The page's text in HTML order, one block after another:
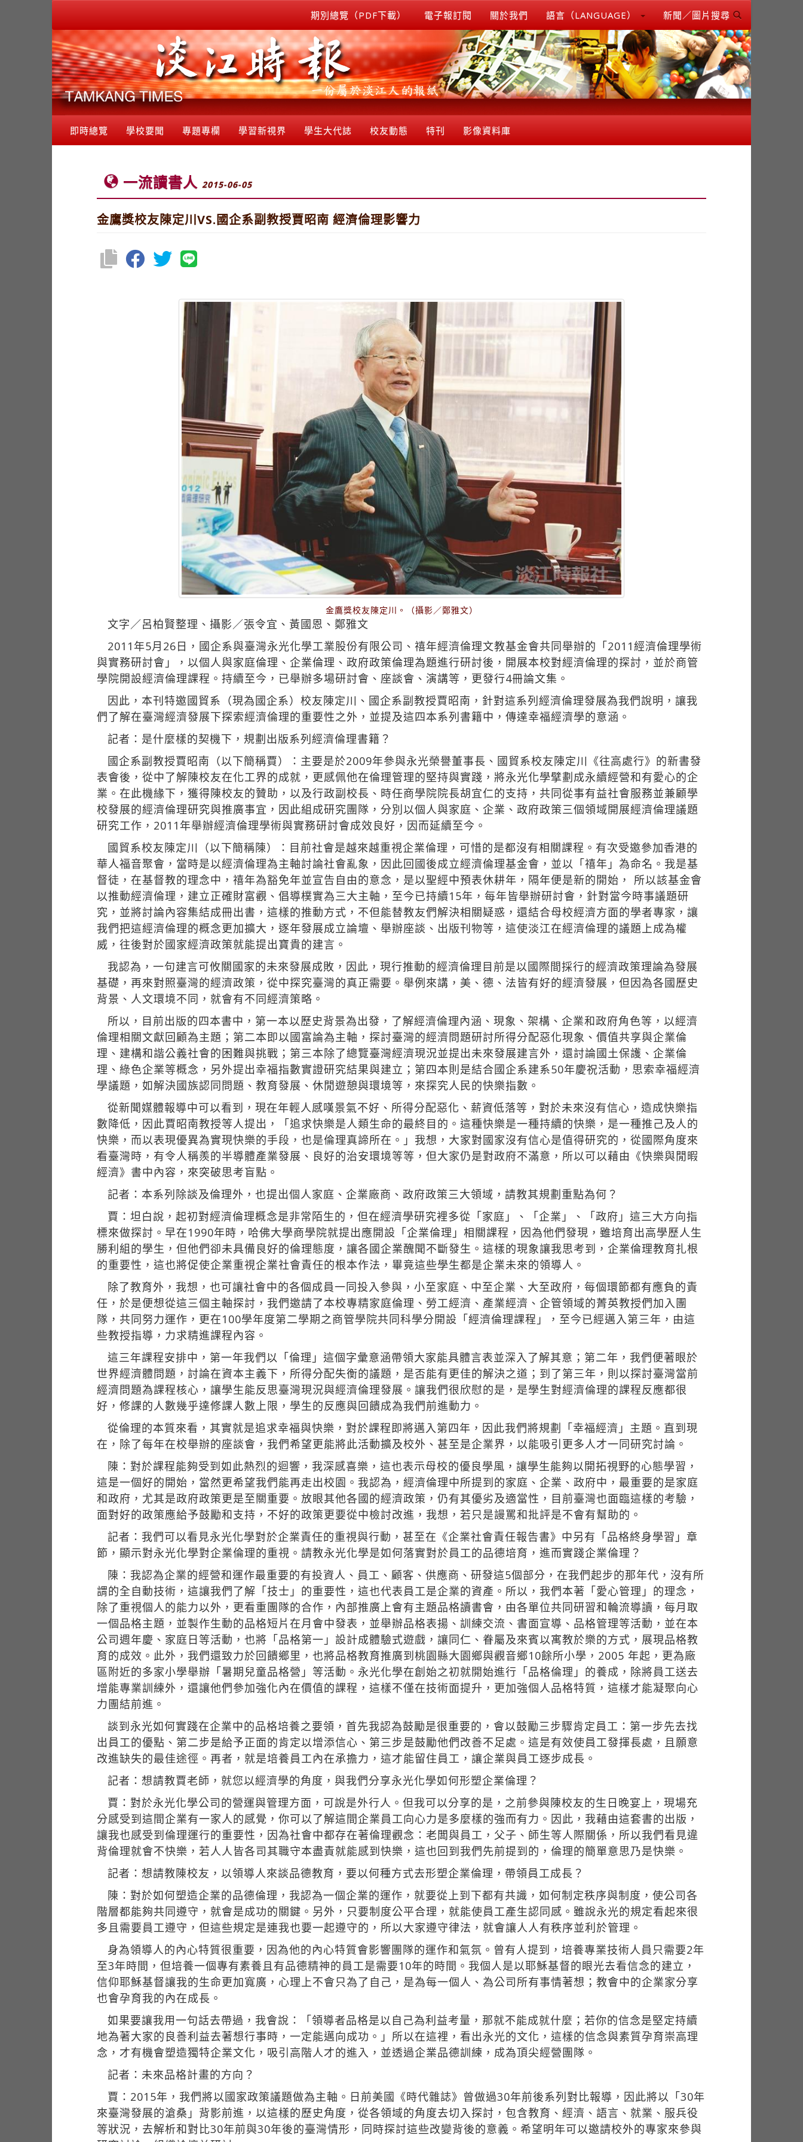
期別總覽（PDF下載） 電子報訂閱 關於我們 語言（LANGUAGE） 新聞／圖片搜尋
即時總覽 學校要聞 專題專欄 學習新視界 學生大代誌 校友動態 特刊 影像資料庫
一流讀書人 2015-06-05
金鷹獎校友陳定川VS.國企系副教授賈昭南 經濟倫理影響力
金鷹獎校友陳定川。（攝影／鄭雅文）
文字／呂柏賢整理、攝影／張令宜、黃國恩、鄭雅文
2011年5月26日，國企系與臺灣永光化學工業股份有限公司、禧年經濟倫理文教基金會共同舉辦的「2011經濟倫理學術
與實務研討會」，以個人與家庭倫理、企業倫理、政府政策倫理為題進行研討後，開展本校對經濟倫理的探討，並於商管
學院開設經濟倫理課程。持續至今，已舉辦多場研討會、座談會、演講等，更發行4冊論文集。
因此，本刊特邀國貿系（現為國企系）校友陳定川、國企系副教授賈昭南，針對這系列經濟倫理發展為我們說明，讓我
們了解在臺灣經濟發展下探索經濟倫理的重要性之外，並提及這四本系列書籍中，傳達幸福經濟學的意涵。
記者：是什麼樣的契機下，規劃出版系列經濟倫理書籍？
國企系副教授賈昭南（以下簡稱賈）：主要是於2009年參與永光榮譽董事長、國貿系校友陳定川《往高處行》的新書發
表會後，從中了解陳校友在化工界的成就，更感佩他在倫理管理的堅持與實踐，將永光化學擘劃成永續經營和有愛心的企
業。在此機緣下，獲得陳校友的贊助，以及行政副校長、時任商學院院長胡宜仁的支持，共同從事有益社會服務並兼顧學
校發展的經濟倫理研究與推廣事宜，因此組成研究團隊，分別以個人與家庭、企業、政府政策三個領域開展經濟倫理議題
研究工作，2011年舉辦經濟倫理學術與實務研討會成效良好，因而延續至今。
國貿系校友陳定川（以下簡稱陳）：目前社會是越來越重視企業倫理，可惜的是都沒有相關課程。有次受邀參加香港的
華人福音聚會，當時是以經濟倫理為主軸討論社會亂象，因此回國後成立經濟倫理基金會，並以「禧年」為命名。我是基
督徒，在基督教的理念中，禧年為豁免年並宣告自由的意念，是以聖經中預表休耕年，隔年便是新的開始， 所以該基金會
以推動經濟倫理，建立正確財富觀、倡導樸實為三大主軸，至今已持續15年，每年皆舉辦研討會，針對當今時事議題研
究，並將討論內容集結成冊出書，這樣的推動方式，不但能替教友們解決相關疑惑，還結合母校經濟方面的學者專家，讓
我們把這經濟倫理的概念更加擴大，逐年發展成立論壇、舉辦座談、出版刊物等，這使淡江在經濟倫理的議題上成為權
威，往後對於國家經濟政策就能提出寶貴的建言。
我認為，一句建言可攸關國家的未來發展成敗，因此，現行推動的經濟倫理目前是以國際間採行的經濟政策理論為發展
基礎，再來對照臺灣的經濟政策，從中探究臺灣的真正需要。舉例來講，美、德、法皆有好的經濟發展，但因為各國歷史
背景、人文環境不同，就會有不同經濟策略。
所以，目前出版的四本書中，第一本以歷史背景為出發，了解經濟倫理內涵、現象、架構、企業和政府角色等，以經濟
倫理相關文獻回顧為主題；第二本即以國富論為主軸，探討臺灣的經濟問題研討所得分配惡化現象、價值共享與企業倫
理、建構和諧公義社會的困難與挑戰；第三本除了總覽臺灣經濟現況並提出未來發展建言外，還討論國土保護、企業倫
理、綠色企業等概念，另外提出幸福指數實證研究結果與建立；第四本則是結合國企系建系50年慶祝活動，思索幸福經濟
學議題，如解決國族認同問題、教育發展、休閒遊憩與環境等，來探究人民的快樂指數。
從新聞媒體報導中可以看到，現在年輕人感嘆景氣不好、所得分配惡化、薪資低落等，對於未來沒有信心，造成快樂指
數降低，因此賈昭南教授等人提出，「追求快樂是人類生命的最終目的。這種快樂是一種持續的快樂，是一種推己及人的
快樂，而以表現優異為實現快樂的手段，也是倫理真諦所在。」我想，大家對國家沒有信心是值得研究的，從國際角度來
看臺灣時，有令人稱羨的半導體產業發展、良好的治安環境等等，但大家仍是對政府不滿意，所以可以藉由《快樂與閒暇
經濟》書中內容，來突破思考盲點。
記者：本系列除談及倫理外，也提出個人家庭、企業廠商、政府政策三大領域，請教其規劃重點為何？
賈：坦白說，起初對經濟倫理概念是非常陌生的，但在經濟學研究裡多從「家庭」、「企業」、「政府」這三大方向指
標來做探討。早在1990年時，哈佛大學商學院就提出應開設「企業倫理」相關課程，因為他們發現，雖培育出高學歷人生
勝利組的學生，但他們卻未具備良好的倫理態度，讓各國企業醜聞不斷發生。這樣的現象讓我思考到，企業倫理教育扎根
的重要性，這也將促使企業重視企業社會責任的根本作法，畢竟這些學生都是企業未來的領導人。
除了教育外，我想，也可讓社會中的各個成員一同投入參與，小至家庭、中至企業、大至政府，每個環節都有應負的責
任，於是便想從這三個主軸探討，我們邀請了本校專精家庭倫理、勞工經濟、產業經濟、企管領域的菁英教授們加入團
隊，共同努力運作，更在100學年度第二學期之商管學院共同科學分開設「經濟倫理課程」，至今已經邁入第三年，由這
些教授指導，力求精進課程內容。
這三年課程安排中，第一年我們以「倫理」這個字彙意涵帶領大家能具體言表並深入了解其意；第二年，我們便著眼於
世界經濟體問題，討論在資本主義下，所得分配失衡的議題，是否能有更佳的解決之道；到了第三年，則以探討臺灣當前
經濟問題為課程核心，讓學生能反思臺灣現況與經濟倫理發展。讓我們很欣慰的是，是學生對經濟倫理的課程反應都很
好，修課的人數幾乎達修課人數上限，學生的反應與回饋成為我們前進動力。
從倫理的本質來看，其實就是追求幸福與快樂，對於課程即將邁入第四年，因此我們將規劃「幸福經濟」主題。直到現
在，除了每年在校舉辦的座談會，我們希望更能將此活動擴及校外、甚至是企業界，以能吸引更多人才一同研究討論。
陳：對於課程能夠受到如此熱烈的迴響，我深感喜樂，這也表示母校的優良學風，讓學生能夠以開拓視野的心態學習，
這是一個好的開始，當然更希望我們能再走出校園。我認為，經濟倫理中所提到的家庭、企業、政府中，最重要的是家庭
和政府，尤其是政府政策更是至關重要。放眼其他各國的經濟政策，仍有其優劣及適當性，目前臺灣也面臨這樣的考驗，
面對好的政策應給予鼓勵和支持，不好的政策更要從中檢討改進，我想，若只是謾罵和批評是不會有幫助的。
記者：我們可以看見永光化學對於企業責任的重視與行動，甚至在《企業社會責任報告書》中另有「品格終身學習」章
節，顯示對永光化學對企業倫理的重視。請教永光化學是如何落實對於員工的品德培育，進而實踐企業倫理？
陳：我認為企業的經營和運作最重要的有投資人、員工、顧客、供應商、研發這5個部分，在我們起步的那年代，沒有所
謂的全自動技術，這讓我們了解「技士」的重要性，這也代表員工是企業的資產。所以，我們本著「愛心管理」的理念，
除了重視個人的能力以外，更看重團隊的合作，內部推廣上會有主題品格讀書會，由各單位共同研習和輪流導讀，每月取
一個品格主題，並製作生動的品格短片在月會中發表，並舉辦品格表揚、訓練交流、書面宣導、品格管理等活動，並在本
公司週年慶、家庭日等活動，也將「品格第一」設計成體驗式遊戲，讓同仁、眷屬及來賓以寓教於樂的方式，展現品格教
育的成效。此外，我們還致力於回饋鄉里，也將品格教育推廣到桃園縣大園鄉與觀音鄉10餘所小學，2005 年起，更為廠
區附近的多家小學舉辦「暑期兒童品格營」等活動。永光化學在創始之初就開始進行「品格倫理」的養成，除將員工送去
增能專業訓練外，還讓他們參加強化內在價值的課程，這樣不僅在技術面提升，更加強個人品格特質，這樣才能凝聚向心
力團結前進。
談到永光如何實踐在企業中的品格培養之要領，首先我認為鼓勵是很重要的，會以鼓勵三步驟肯定員工：第一步先去找
出員工的優點、第二步是給予正面的肯定以增添信心、第三步是鼓勵他們改善不足處。這是有效使員工發揮長處，且願意
改進缺失的最佳途徑。再者，就是培養員工內在承擔力，這才能留住員工，讓企業與員工逐步成長。
記者：想請教賈老師，就您以經濟學的角度，與我們分享永光化學如何形塑企業倫理？
賈：對於永光化學公司的營運與管理方面，可說是外行人。但我可以分享的是，之前參與陳校友的生日晚宴上，現場充
分感受到這間企業有一家人的感覺，你可以了解這間企業員工向心力是多麼樣的強而有力。因此，我藉由這套書的出版，
讓我也感受到倫理運行的重要性，因為社會中都存在著倫理觀念：老闆與員工，父子、師生等人際關係，所以我們看見違
背倫理就會不快樂，若人人皆各司其職守本盡責就能感到快樂，這也回到我們先前提到的，倫理的簡單意思乃是快樂。
記者：想請教陳校友，以領導人來談品德教育，要以何種方式去形塑企業倫理，帶領員工成長？
陳：對於如何塑造企業的品德倫理，我認為一個企業的運作，就要從上到下都有共識，如何制定秩序與制度，使公司各
階層都能夠共同遵守，就會是成功的關鍵。另外，只要制度公平合理，就能使員工產生認同感。雖說永光的規定看起來很
多且需要員工遵守，但這些規定是連我也要一起遵守的，所以大家遵守律法，就會讓人人有秩序並利於管理。
身為領導人的內心特質很重要，因為他的內心特質會影響團隊的運作和氣氛。曾有人提到，培養專業技術人員只需要2年
至3年時間，但培養一個專有素養且有品德精神的員工是需要10年的時間。我個人是以耶穌基督的眼光去看信念的建立，
信仰耶穌基督讓我的生命更加寬廣，心理上不會只為了自己，是為每一個人、為公司所有事情著想；教會中的企業家分享
也會孕育我的內在成長。
如果要讓我用一句話去帶過，我會說：「領導者品格是以自己為利益考量，那就不能成就什麼；若你的信念是堅定持續
地為著大家的良善利益去著想行事時，一定能邁向成功。」所以在這裡，看出永光的文化，這樣的信念與素質孕育崇高理
念，才有機會塑造獨特企業文化，吸引高階人才的進入，並透過企業品德訓練，成為頂尖經營團隊。
記者：未來品格計畫的方向？
賈：2015年，我們將以國家政策議題做為主軸。日前美國《時代雜誌》曾做過30年前後系列對比報導，因此將以「30年
來臺灣發展的滄桑」背影前進，以這樣的歷史角度，從各領域的角度去切入探討，包含教育、經濟、語言、就業、服兵役
等狀況，去解析和對比30年前與30年後的臺灣情形，同時探討這些改變背後的意義。希望明年可以邀請校外的專家來參與